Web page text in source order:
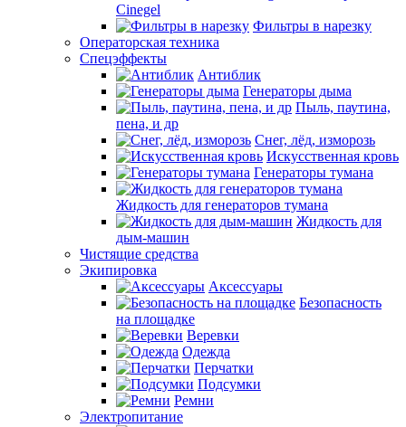
Cinegel
Фильтры в нарезку
Операторская техника
Спецэффекты
Антиблик
Генераторы дыма
Пыль, паутина,
пена, и др
Снег, лёд, изморозь
Искусственная кровь
Генераторы тумана
Жидкость для генераторов тумана
Жидкость для
дым-машин
Чистящие средства
Экипировка
Аксессуары
Безопасность
на площадке
Веревки
Одежда
Перчатки
Подсумки
Ремни
Электропитание